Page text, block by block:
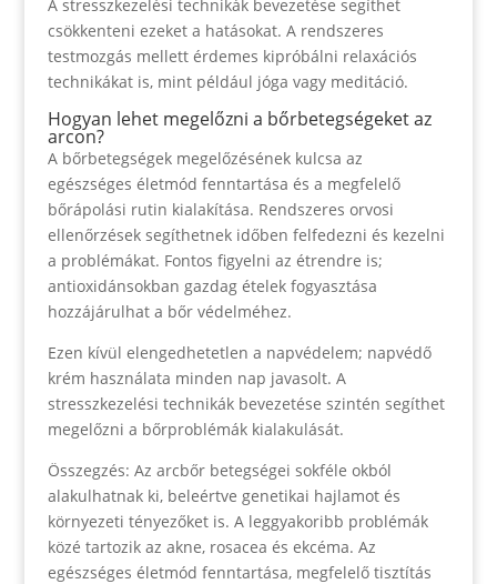
A stresszkezelési technikák bevezetése segíthet
csökkenteni ezeket a hatásokat. A rendszeres
testmozgás mellett érdemes kipróbálni relaxációs
technikákat is, mint például jóga vagy meditáció.
Hogyan lehet megelőzni a bőrbetegségeket az
arcon?
A bőrbetegségek megelőzésének kulcsa az
egészséges életmód fenntartása és a megfelelő
bőrápolási rutin kialakítása. Rendszeres orvosi
ellenőrzések segíthetnek időben felfedezni és kezelni
a problémákat. Fontos figyelni az étrendre is;
antioxidánsokban gazdag ételek fogyasztása
hozzájárulhat a bőr védelméhez.
Ezen kívül elengedhetetlen a napvédelem; napvédő
krém használata minden nap javasolt. A
stresszkezelési technikák bevezetése szintén segíthet
megelőzni a bőrproblémák kialakulását.
Összegzés: Az arcbőr betegségei sokféle okból
alakulhatnak ki, beleértve genetikai hajlamot és
környezeti tényezőket is. A leggyakoribb problémák
közé tartozik az akne, rosacea és ekcéma. Az
egészséges életmód fenntartása, megfelelő tisztítás